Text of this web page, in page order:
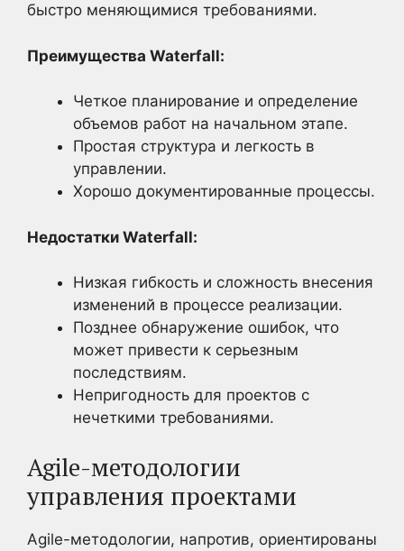
быстро меняющимися требованиями.
Преимущества Waterfall:
Четкое планирование и определение
объемов работ на начальном этапе.
Простая структура и легкость в
управлении.
Хорошо документированные процессы.
Недостатки Waterfall:
Низкая гибкость и сложность внесения
изменений в процессе реализации.
Позднее обнаружение ошибок, что
может привести к серьезным
последствиям.
Непригодность для проектов с
нечеткими требованиями.
Agile-методологии
управления проектами
Agile-методологии, напротив, ориентированы